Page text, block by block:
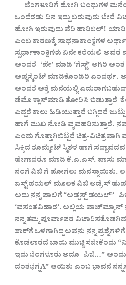
ಬೆಂಗಳೂರಿಗೆ ಹೋಗಿಬಂಧುಗಳ
ಒಂದೆರಡು ದಿನ ಇದ್ದುಬರುವುದುಬೇರೆ
ಹೋಗಿ ಇರುವುದು ವೆರಿ ಹಾರಿಬಲ್‌!
ಎಂಬ ಕಾರಣಕ್ಕೆಸಾಧನಾಕಾಂಕ್ಷೆಗಳ
ಸ್ಪರ್ಧಾಕಾಂಕ್ಷಿಗಳು ಏನೇಕರೆಯಲಿ ಅವರ
ಅಂದರೆ ‘ಪೇ’ ಮಾಡಿ ‘ಗೆಸ್ಟ್’ ಆಗಿರಿ ಅಂತ
ಅಡ್ಜಸ್ಮೆಂಟ್ಮಾಡಿಕೊಂಡಿರಿ ಎಂದರ್ಥ.
ಅಂದರೆ ಅತ್ತೆಮನೆಯಲ್ಲಿ
ಡೆಮೊ ಕ್ಲಾಸ್‌ಮಾಡಿತೋರಿಸಿಬಿಡುತ್ತಾರೆ
ಎದ್ದರೆ ಕಾಲು ಹಿಡಿಯುತ್ತಾರೆಬಗ್ಗಿದರೆಜುಟ್ಟು
ಹಾಗೆ ಮುಖ ನೋಡಿ ವ್ಯವಹರಿಸುತ್ತಾರೆ.
ಎಂದು ಗೊತ್ತಾಗಿಬಿಟ್ಟರೆಚಿತ್ರ-ವಿಚಿತ್ರವಾಗಿ
ಸಿಕ್ಕಿದ ರೂಮ್ಮೇಟ್ಸ್ಮಿತಳ ಹಾಗೆ
ಹೇಗಾದರೂ ಮಾಡಿಕೆ.ಎ.ಎಸ್. ಪಾಸು
ನಂಗೆ ಪಿಜಿ ಗೆ ಹೋಗಲು ಮನಸ್ಸಾಯಿತು.
ಜಸ್ಟ್ಡಯಲ್‌ ಮೂಲಕ ಪಿಜಿ ಅಡ್ರೆಸ್
ಅದು ನನ್ನಪಾಲಿಗೆ “ಅಡ್ಜಸ್ಟ್ಡಯಲ್”
‘ವಸಂತವಿಹಾರ’. ಅಲ್ಲಿಯ ವಾಚ್‌ಮ್ಯಾನ್
ನನ್ನತಮ್ಮಪೂರ್ವಾಪರ
ಶಾಕ್‌ಗೆಒಳಗಾಗಿದ್ದಅವನು ನನ್ನಪ್ರಶ್ನೆಗಳಿಗೆ
ಕೊಡಲಾರದೆಬಾಯಿ ಮುಚ್ಚಿಸಬೇಕೆಂದು
ಇದುಬೆಂಗಳೂರು ಅದೂ ಪಿಜಿ…”
ದಂತಭಗ್ನA” ಆಯಿತು ಎಂಬಭಾವನೆ